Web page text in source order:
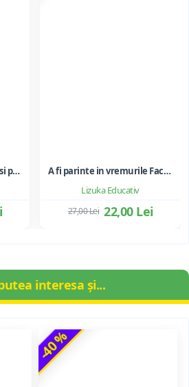
A fi bunici. Jocuri, retete si povesti pentru a va bucura de timpul petrecut alaturi de nepoti
Lizuka Educativ
A fi parinte in vremurile Facebook si WhatsApp - gestionarea oportunitatilor si riscurilor noilor tehnologii
22,00 Lei
27,00 Lei
interesa și...
-40 %